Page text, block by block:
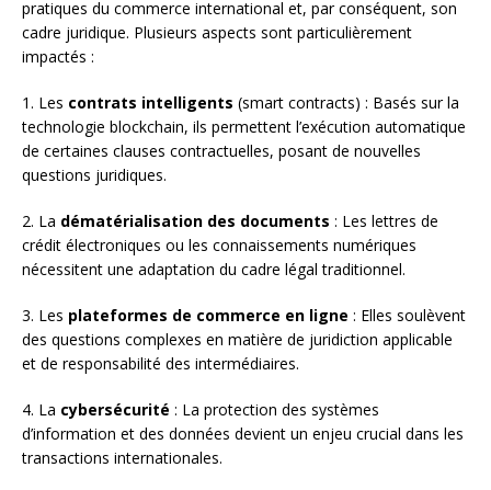
pratiques du commerce international et, par conséquent, son
cadre juridique. Plusieurs aspects sont particulièrement
impactés :
1. Les contrats intelligents (smart contracts) : Basés sur la
technologie blockchain, ils permettent l’exécution automatique
de certaines clauses contractuelles, posant de nouvelles
questions juridiques.
2. La dématérialisation des documents : Les lettres de
crédit électroniques ou les connaissements numériques
nécessitent une adaptation du cadre légal traditionnel.
3. Les plateformes de commerce en ligne : Elles soulèvent
des questions complexes en matière de juridiction applicable
et de responsabilité des intermédiaires.
4. La cybersécurité : La protection des systèmes
d’information et des données devient un enjeu crucial dans les
transactions internationales.